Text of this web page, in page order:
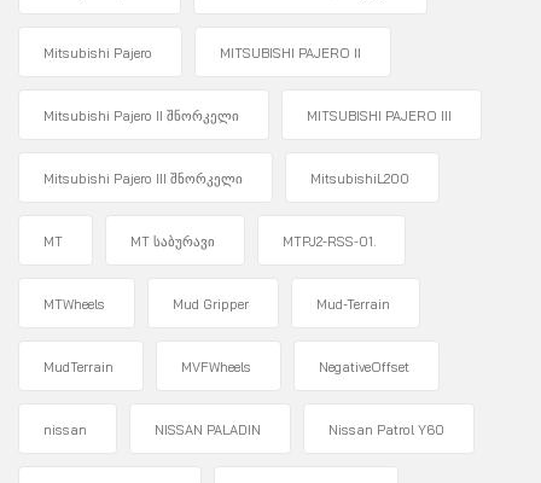
Mitsubishi Pajero MITSUBISHI PAJERO II
Mitsubishi Pajero II შნორკელი MITSUBISHI PAJERO III
Mitsubishi Pajero III შნორკელი MitsubishiL200
MT MT საბურავი MTPJ2-RSS-01.
MTWheels Mud Gripper Mud-Terrain
MudTerrain MVFWheels NegativeOffset
nissan NISSAN PALADIN Nissan Patrol Y60